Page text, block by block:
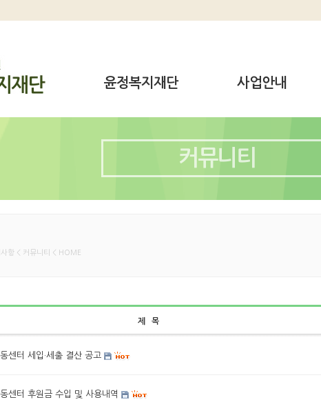
윤정복지재단 사업안내
커뮤니티
사항 < 커뮤니티 < HOME
제 목
센터 세입·세출 결산 공고
센터 후원금 수입 및 사용내역